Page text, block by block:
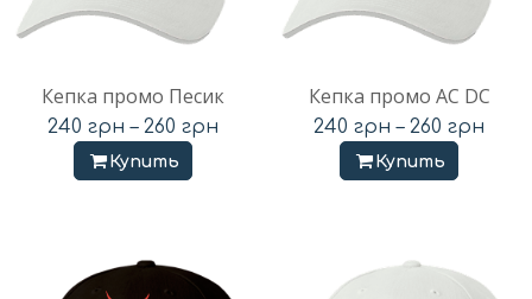
Кепка промо Песик
240 грн – 260 грн
Купить
Кепка промо AC DC
240 грн – 260 грн
Купить